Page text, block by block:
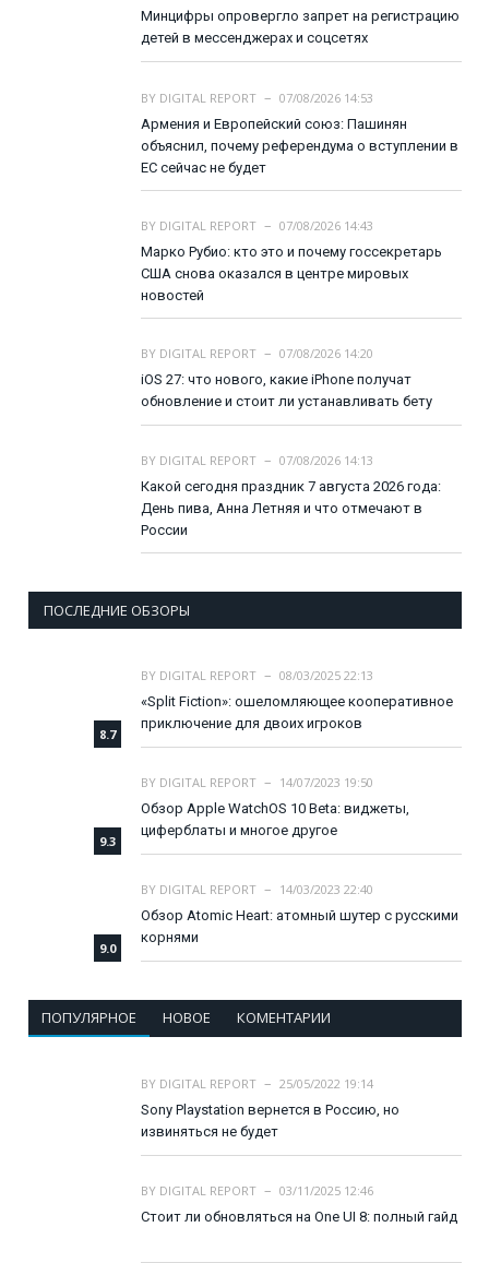
Минцифры опровергло запрет на регистрацию
детей в мессенджерах и соцсетях
BY DIGITAL REPORT
07/08/2026 14:53
Армения и Европейский союз: Пашинян
объяснил, почему референдума о вступлении в
ЕС сейчас не будет
BY DIGITAL REPORT
07/08/2026 14:43
Марко Рубио: кто это и почему госсекретарь
США снова оказался в центре мировых
новостей
BY DIGITAL REPORT
07/08/2026 14:20
iOS 27: что нового, какие iPhone получат
обновление и стоит ли устанавливать бету
BY DIGITAL REPORT
07/08/2026 14:13
Какой сегодня праздник 7 августа 2026 года:
День пива, Анна Летняя и что отмечают в
России
ПОСЛЕДНИЕ ОБЗОРЫ
8.7
BY DIGITAL REPORT
08/03/2025 22:13
«Split Fiction»: ошеломляющее кооперативное
приключение для двоих игроков
9.3
BY DIGITAL REPORT
14/07/2023 19:50
Обзор Apple WatchOS 10 Beta: виджеты,
циферблаты и многое другое
9.0
BY DIGITAL REPORT
14/03/2023 22:40
Обзор Atomic Heart: атомный шутер с русскими
корнями
ПОПУЛЯРНОЕ НОВОЕ КОМЕНТАРИИ
BY DIGITAL REPORT
25/05/2022 19:14
Sony Playstation вернется в Россию, но
извиняться не будет
BY DIGITAL REPORT
03/11/2025 12:46
Стоит ли обновляться на One UI 8: полный гайд